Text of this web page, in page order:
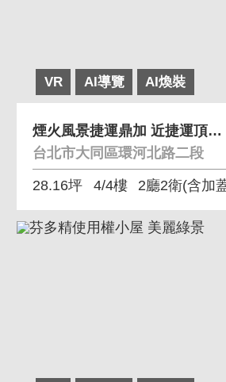
VR AI導覽 AI煥裝
煙火風景捷運鼎加 近捷運頂加出租自用好規劃
台北市大同區環河北路二段
28.16坪 4/4樓 2廳2衛(含加